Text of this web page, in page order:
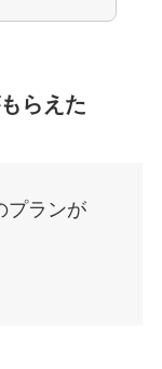
らえた
プランが